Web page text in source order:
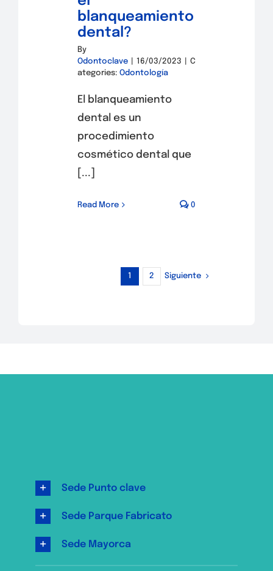
blanqueamiento
dental?
By
Odontoclave
16/03/2023
C
ategories: Odontología
El blanqueamiento
dental es un
procedimiento
cosmético dental que
[...]
Read More 0
1 2 Siguiente
Sede Punto clave
Sede Parque Fabricato
Sede Mayorca